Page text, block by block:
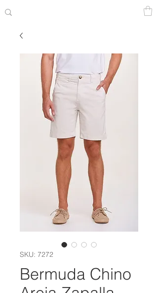
SKU: 7272
Bermuda Chino